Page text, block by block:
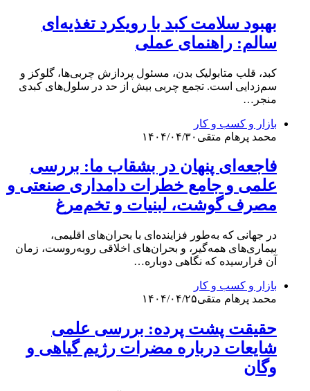
بهبود سلامت کبد با رویکرد تغذیه‌ای
سالم: راهنمای عملی
کبد، قلب متابولیک بدن، مسئول پردازش چربی‌ها، گلوکز و
سم‌زدایی است. تجمع چربی بیش از حد در سلول‌های کبدی
منجر…
بازار و کسب و کار
محمد پرهام متقی ۱۴۰۴/۰۴/۳۰
فاجعه‌ای پنهان در بشقاب ما: بررسی
علمی و جامع خطرات دامداری صنعتی و
مصرف گوشت، لبنیات و تخم‌مرغ
در جهانی که به‌طور فزاینده‌ای با بحران‌های اقلیمی،
بیماری‌های همه‌گیر، و بحران‌های اخلاقی روبه‌روست، زمان
آن فرارسیده که نگاهی دوباره…
بازار و کسب و کار
محمد پرهام متقی۱۴۰۴/۰۴/۲۵
حقیقت پشت پرده: بررسی علمی
شایعات درباره مضرات رژیم گیاهی و
وگان